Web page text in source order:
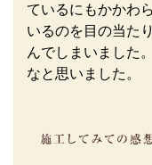
ているにもかかわ
いるのを目の当た
んでしまいました
なと思いました。